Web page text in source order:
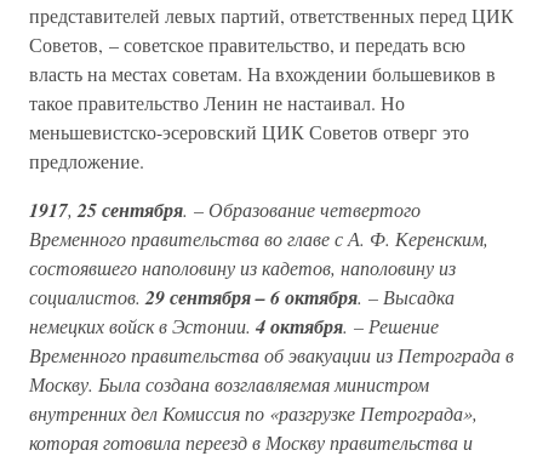
представителей левых партий, ответственных перед ЦИК
Советов, – советское правительство, и передать всю
власть на местах советам. На вхождении большевиков в
такое правительство Ленин не настаивал. Но
меньшевистско-эсеровский ЦИК Советов отверг это
предложение.
1917, 25 сентября. – Образование четвертого
Временного правительства во главе с А. Ф. Керенским,
состоявшего наполовину из кадетов, наполовину из
социалистов. 29 сентября – 6 октября. – Высадка
немецких войск в Эстонии. 4 октября. – Решение
Временного правительства об эвакуации из Петрограда в
Москву. Была создана возглавляемая министром
внутренних дел Комиссия по «разгрузке Петрограда»,
которая готовила переезд в Москву правительства и